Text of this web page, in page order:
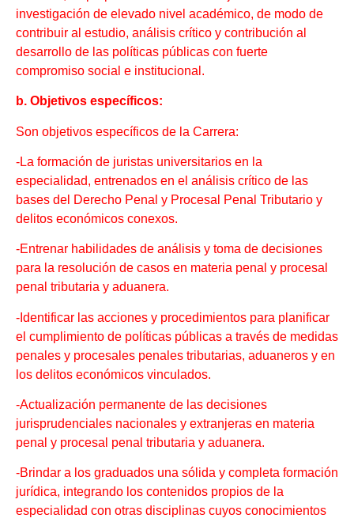
investigación de elevado nivel académico, de modo de
contribuir al estudio, análisis crítico y contribución al
desarrollo de las políticas públicas con fuerte
compromiso social e institucional.
b. Objetivos específicos:
Son objetivos específicos de la Carrera:
-La formación de juristas universitarios en la
especialidad, entrenados en el análisis crítico de las
bases del Derecho Penal y Procesal Penal Tributario y
delitos económicos conexos.
-Entrenar habilidades de análisis y toma de decisiones
para la resolución de casos en materia penal y procesal
penal tributaria y aduanera.
-Identificar las acciones y procedimientos para planificar
el cumplimiento de políticas públicas a través de medidas
penales y procesales penales tributarias, aduaneros y en
los delitos económicos vinculados.
-Actualización permanente de las decisiones
jurisprudenciales nacionales y extranjeras en materia
penal y procesal penal tributaria y aduanera.
-Brindar a los graduados una sólida y completa formación
jurídica, integrando los contenidos propios de la
especialidad con otras disciplinas cuyos conocimientos